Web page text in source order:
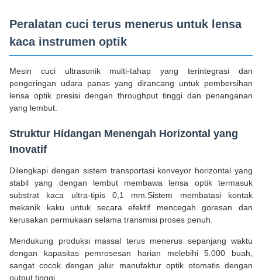
Peralatan cuci terus menerus untuk lensa
kaca instrumen optik
Mesin cuci ultrasonik multi-tahap yang terintegrasi dan
pengeringan udara panas yang dirancang untuk pembersihan
lensa optik presisi dengan throughput tinggi dan penanganan
yang lembut.
Struktur Hidangan Menengah Horizontal yang
Inovatif
Dilengkapi dengan sistem transportasi konveyor horizontal yang
stabil yang dengan lembut membawa lensa optik termasuk
substrat kaca ultra-tipis 0,1 mm.Sistem membatasi kontak
mekanik kaku untuk secara efektif mencegah goresan dan
kerusakan permukaan selama transmisi proses penuh.
Mendukung produksi massal terus menerus sepanjang waktu
dengan kapasitas pemrosesan harian melebihi 5.000 buah,
sangat cocok dengan jalur manufaktur optik otomatis dengan
output tinggi.